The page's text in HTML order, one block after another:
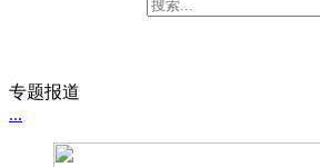
专题报道
...